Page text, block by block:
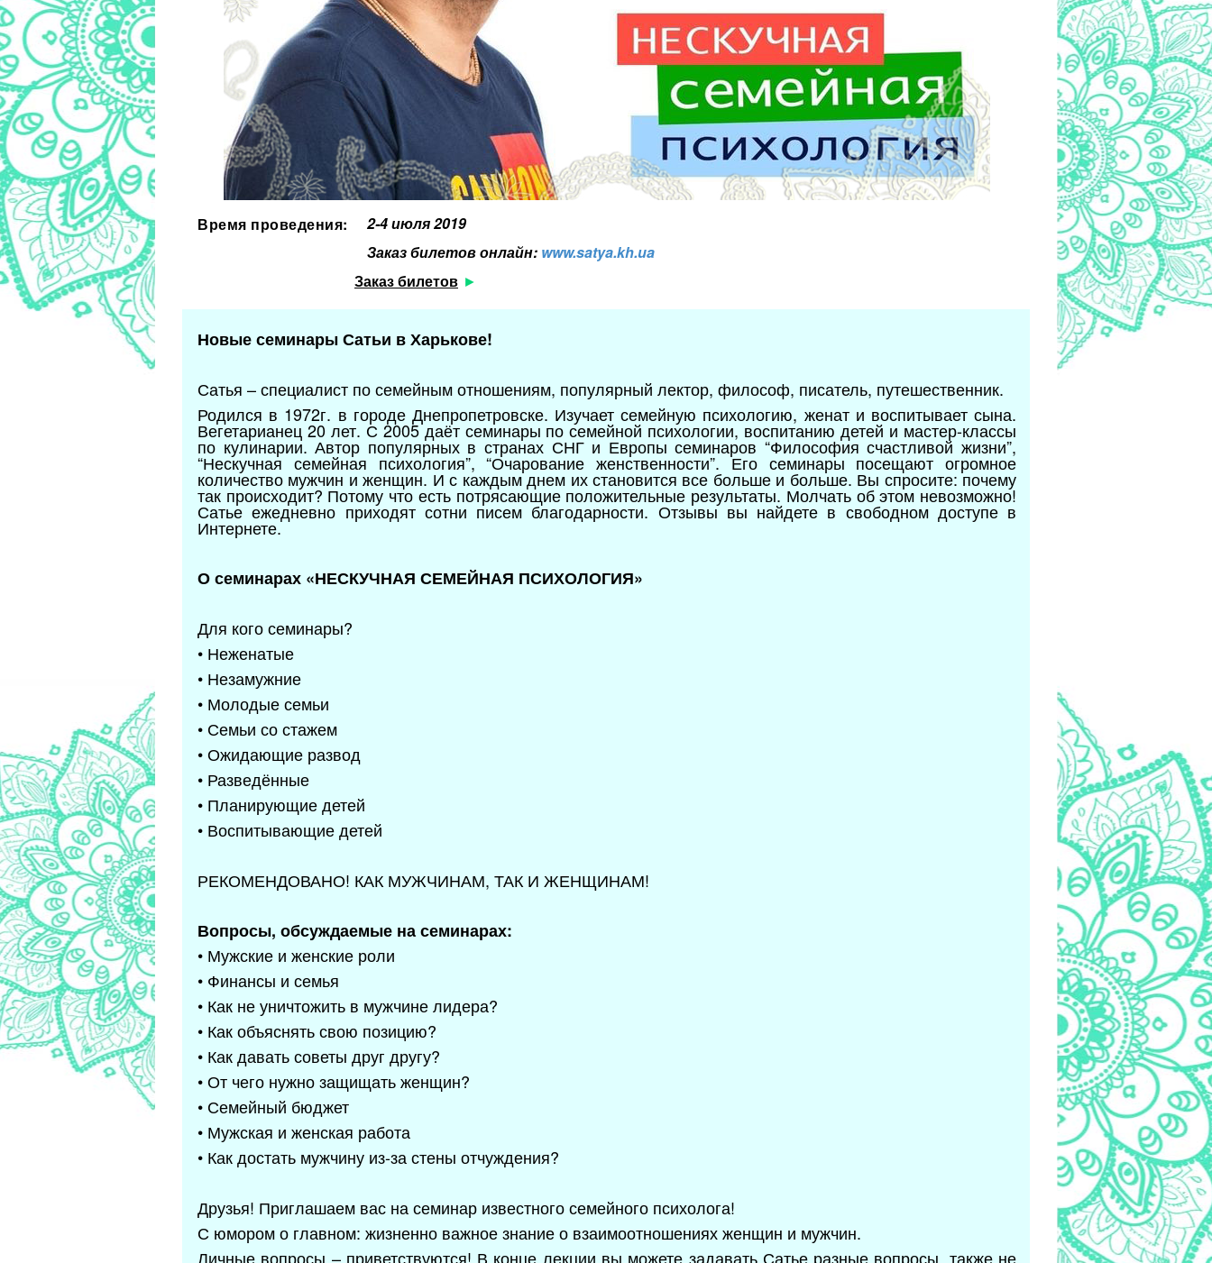
Время проведения:
2-4 июля 2019
Заказ билетов онлайн: www.satya.kh.ua
Заказ билетов
Новые семинары Сатьи в Харькове!
Сатья – специалист по семейным отношениям, популярный лектор, философ, писатель, путешественник.
Родился в 1972г. в городе Днепропетровске. Изучает семейную психологию, женат и воспитывает сына.
Вегетарианец 20 лет. С 2005 даёт семинары по семейной психологии, воспитанию детей и мастер-классы
по кулинарии. Автор популярных в странах СНГ и Европы семинаров “Философия счастливой жизни”,
“Нескучная семейная психология”, “Очарование женственности”. Его семинары посещают огромное
количество мужчин и женщин. И с каждым днем их становится все больше и больше. Вы спросите: почему
так происходит? Потому что есть потрясающие положительные результаты. Молчать об этом невозможно!
Сатье ежедневно приходят сотни писем благодарности. Отзывы вы найдете в свободном доступе в
Интернете.
О семинарах «НЕСКУЧНАЯ СЕМЕЙНАЯ ПСИХОЛОГИЯ»
Для кого семинары?
• Неженатые
• Незамужние
• Молодые семьи
• Семьи со стажем
• Ожидающие развод
• Разведённые
• Планирующие детей
• Воспитывающие детей
РЕКОМЕНДОВАНО! КАК МУЖЧИНАМ, ТАК И ЖЕНЩИНАМ!
Вопросы, обсуждаемые на семинарах:
• Мужские и женские роли
• Финансы и семья
• Как не уничтожить в мужчине лидера?
• Как объяснять свою позицию?
• Как давать советы друг другу?
• От чего нужно защищать женщин?
• Семейный бюджет
• Мужская и женская работа
• Как достать мужчину из-за стены отчуждения?
Друзья! Приглашаем вас на семинар известного семейного психолога!
С юмором о главном: жизненно важное знание о взаимоотношениях женщин и мужчин.
Личные вопросы – приветствуются! В конце лекции вы можете задавать Сатье разные вопросы, также не